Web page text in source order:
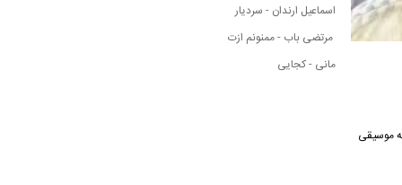
موسیقی
اسماعیل ارندان - سردیار
مرتضی باب - ممنونم ازت
مانی - کجایی